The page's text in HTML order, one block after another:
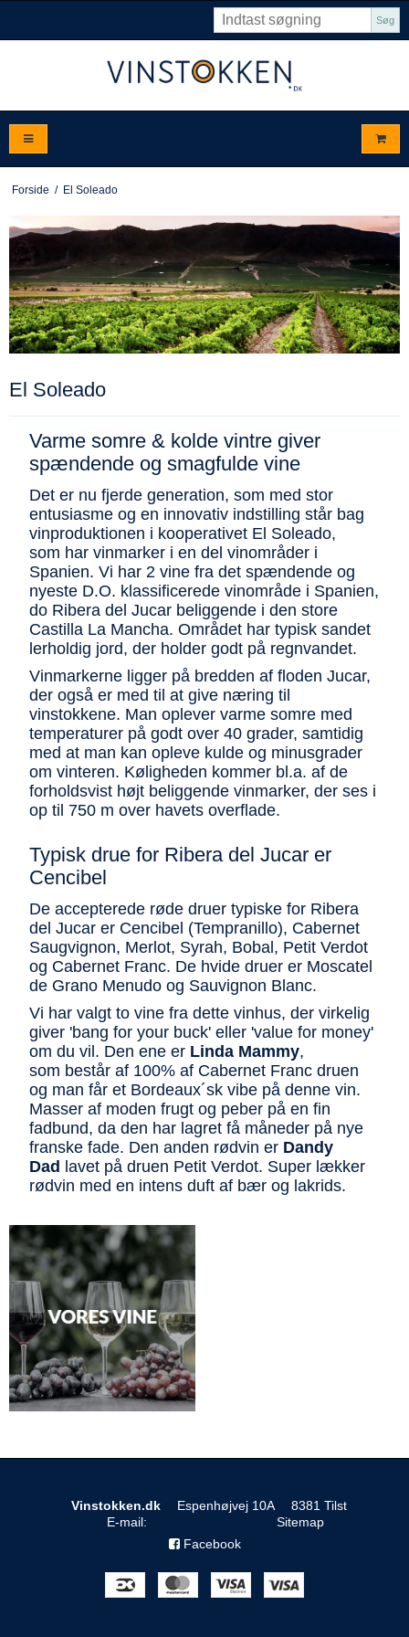
Søg
Forside / El Soleado
El Soleado
Varme somre & kolde vintre giver
spændende og smagfulde vine
Det er nu fjerde generation, som med stor
entusiasme og en innovativ indstilling står bag
vinproduktionen i kooperativet El Soleado,
som har vinmarker i en del vinområder i
Spanien. Vi har 2 vine fra det spændende og
nyeste D.O. klassificerede vinområde i Spanien,
do Ribera del Jucar beliggende i den store
Castilla La Mancha. Området har typisk sandet
lerholdig jord, der holder godt på regnvandet.
Vinmarkerne ligger på bredden af floden Jucar,
der også er med til at give næring til
vinstokkene. Man oplever varme somre med
temperaturer på godt over 40 grader, samtidig
med at man kan opleve kulde og minusgrader
om vinteren. Køligheden kommer bl.a. af de
forholdsvist højt beliggende vinmarker, der ses i
op til 750 m over havets overflade.
Typisk drue for Ribera del Jucar er
Cencibel
De accepterede røde druer typiske for Ribera
del Jucar er Cencibel (Tempranillo), Cabernet
Saugvignon, Merlot, Syrah, Bobal, Petit Verdot
og Cabernet Franc. De hvide druer er Moscatel
de Grano Menudo og Sauvignon Blanc.
Vi har valgt to vine fra dette vinhus, der virkelig
giver 'bang for your buck' eller 'value for money'
om du vil. Den ene er Linda Mammy,
som består af 100% af Cabernet Franc druen
og man får et Bordeaux´sk vibe på denne vin.
Masser af moden frugt og peber på en fin
fadbund, da den har lagret få måneder på nye
franske fade. Den anden rødvin er Dandy
Dad lavet på druen Petit Verdot. Super lækker
rødvin med en intens duft af bær og lakrids.
Vinstokken.dk Espenhøjvej 10A
8381 Tilst
E-mail:
Sitemap
Facebook